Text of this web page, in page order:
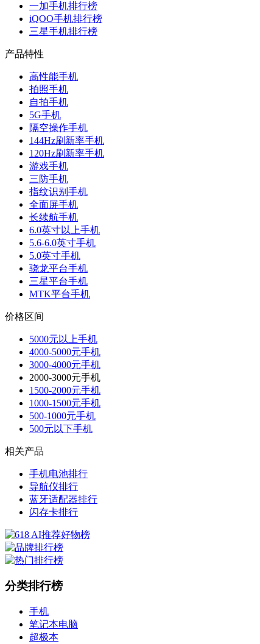
一加手机排行榜
iQOO手机排行榜
三星手机排行榜
产品特性
高性能手机
拍照手机
自拍手机
5G手机
隔空操作手机
144Hz刷新率手机
120Hz刷新率手机
游戏手机
三防手机
指纹识别手机
全面屏手机
长续航手机
6.0英寸以上手机
5.6-6.0英寸手机
5.0英寸手机
骁龙平台手机
三星平台手机
MTK平台手机
价格区间
5000元以上手机
4000-5000元手机
3000-4000元手机
2000-3000元手机
1500-2000元手机
1000-1500元手机
500-1000元手机
500元以下手机
相关产品
手机电池排行
导航仪排行
蓝牙适配器排行
闪存卡排行
分类排行榜
手机
笔记本电脑
超极本